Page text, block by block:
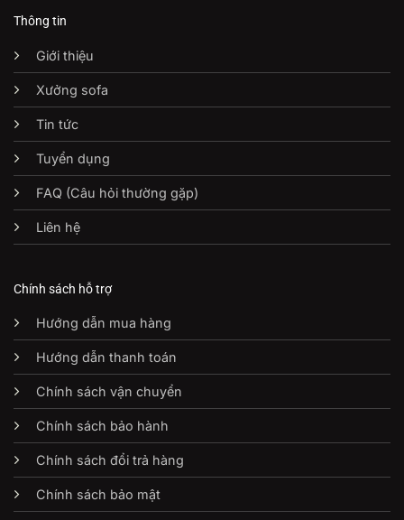
Thông tin
Giới thiệu
Xưởng sofa
Tin tức
Tuyển dụng
FAQ (Câu hỏi thường gặp)
Liên hệ
Chính sách hỗ trợ
Hướng dẫn mua hàng
Hướng dẫn thanh toán
Chính sách vận chuyển
Chính sách bảo hành
Chính sách đổi trả hàng
Chính sách bảo mật